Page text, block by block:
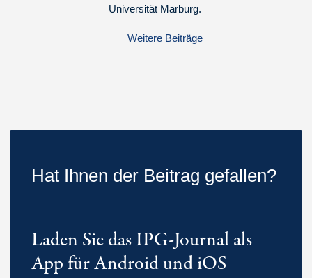
Universität Marburg.
Weitere Beiträge
Hat Ihnen der Beitrag gefallen?
Laden Sie das IPG-Journal als
App für Android und iOS